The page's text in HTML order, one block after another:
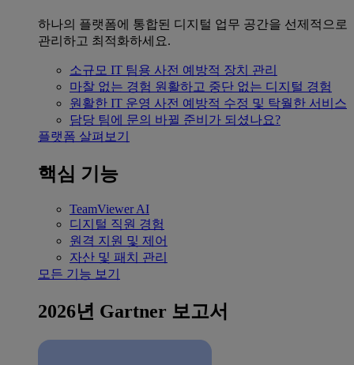
하나의 플랫폼에 통합된 디지털 업무 공간을 선제적으로
관리하고 최적화하세요.
소규모 IT 팀용 사전 예방적 장치 관리
마찰 없는 경험 원활하고 중단 없는 디지털 경험
원활한 IT 운영 사전 예방적 수정 및 탁월한 서비스
담당 팀에 문의 바뀔 준비가 되셨나요?
플랫폼 살펴보기
핵심 기능
TeamViewer AI
디지털 직원 경험
원격 지원 및 제어
자산 및 패치 관리
모든 기능 보기
2026년 Gartner 보고서